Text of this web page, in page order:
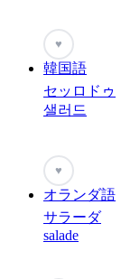
♥
韓国語
セッロドゥ
샐러드
♥
オランダ語
サラーダ
salade